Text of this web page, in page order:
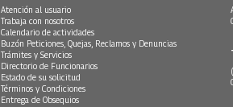
Atención al usuario
Trabaja con nosotros
Calendario de actividades
Buzón Peticiones, Quejas, Reclamos y Denuncias
Trámites y Servicios
Directorio de Funcionarios
Estado de su solicitud
Términos y Condiciones
Entrega de Obsequios